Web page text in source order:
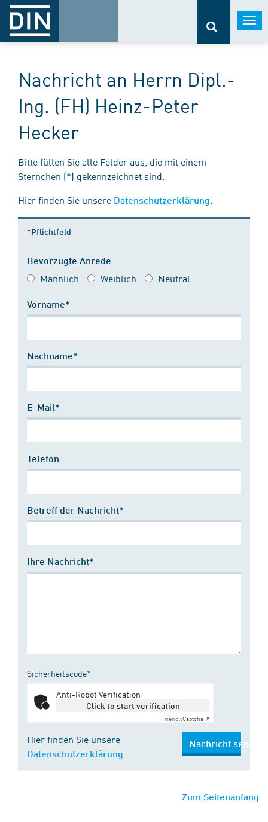
Nachricht an Herrn Dipl.-
Ing. (FH) Heinz-Peter
Hecker
Bitte füllen Sie alle Felder aus, die mit einem
Sternchen (*) gekennzeichnet sind.
Hier finden Sie unsere Datenschutzerklärung
*Pflichtfeld
Bevorzugte Anrede
Männlich Weiblich Neutral
Vorname*
Nachname*
E-Mail*
Telefon
Betreff der Nachricht*
Ihre Nachricht*
Sicherheitscode*
Anti-Robot Verification
Click to start verification
FriendlyCaptcha ⇗
Hier finden Sie unsere
Datenschutzerklärung
Nachricht senden
Zum Seitenanfang